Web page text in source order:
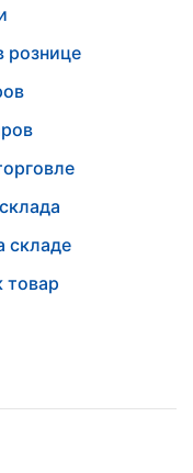
рознице
складе
товар